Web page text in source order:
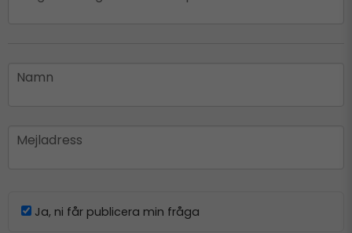
name
Namn
email
Mejladress
Ja, ni får publicera min fråga